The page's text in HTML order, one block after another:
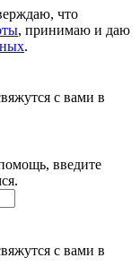
что
, принимаю и даю
.
с вами в
введите
с вами в